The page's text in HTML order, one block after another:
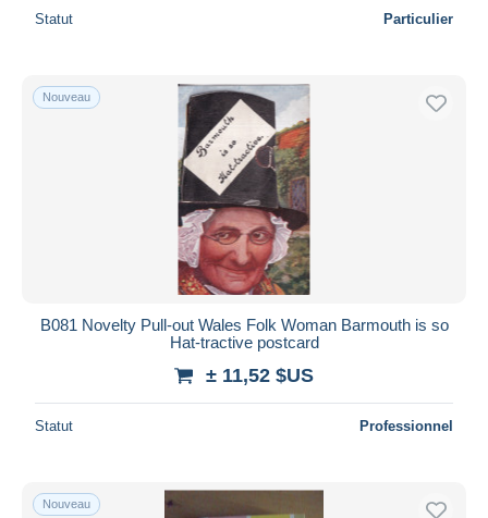
Statut Particulier
Nouveau
B081 Novelty Pull-out Wales Folk Woman Barmouth is so
Hat-tractive postcard
± 11,52 $US
Statut Professionnel
Nouveau